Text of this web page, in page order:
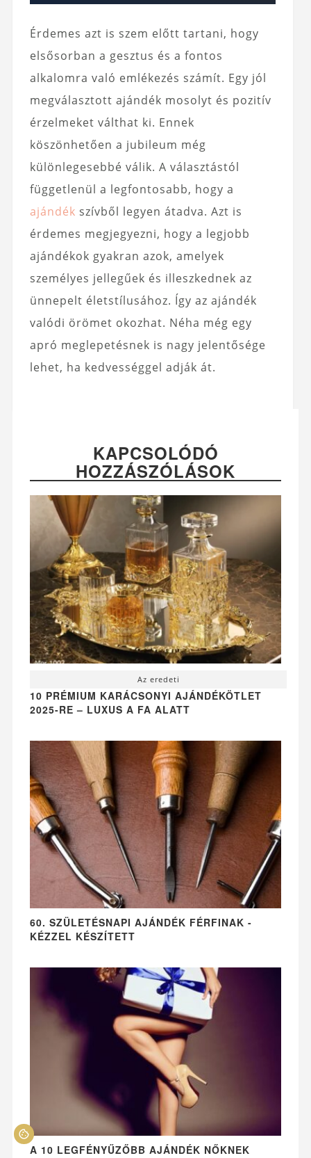
Érdemes azt is szem előtt tartani, hogy
elsősorban a gesztus és a fontos
alkalomra való emlékezés számít. Egy jól
megválasztott ajándék mosolyt és pozitív
érzelmeket válthat ki. Ennek
köszönhetően a jubileum még
különlegesebbé válik. A választástól
függetlenül a legfontosabb, hogy a
ajándék szívből legyen átadva. Azt is
érdemes megjegyezni, hogy a legjobb
ajándékok gyakran azok, amelyek
személyes jellegűek és illeszkednek az
ünnepelt életstílusához. Így az ajándék
valódi örömet okozhat. Néha még egy
apró meglepetésnek is nagy jelentősége
lehet, ha kedvességgel adják át.
KAPCSOLÓDÓ
HOZZÁSZÓLÁSOK
Az eredeti
10 PRÉMIUM KARÁCSONYI AJÁNDÉKÖTLET
2025-RE – LUXUS A FA ALATT
60. SZÜLETÉSNAPI AJÁNDÉK FÉRFINAK -
KÉZZEL KÉSZÍTETT
A 10 LEGFÉNYŰZŐBB AJÁNDÉK NŐKNEK